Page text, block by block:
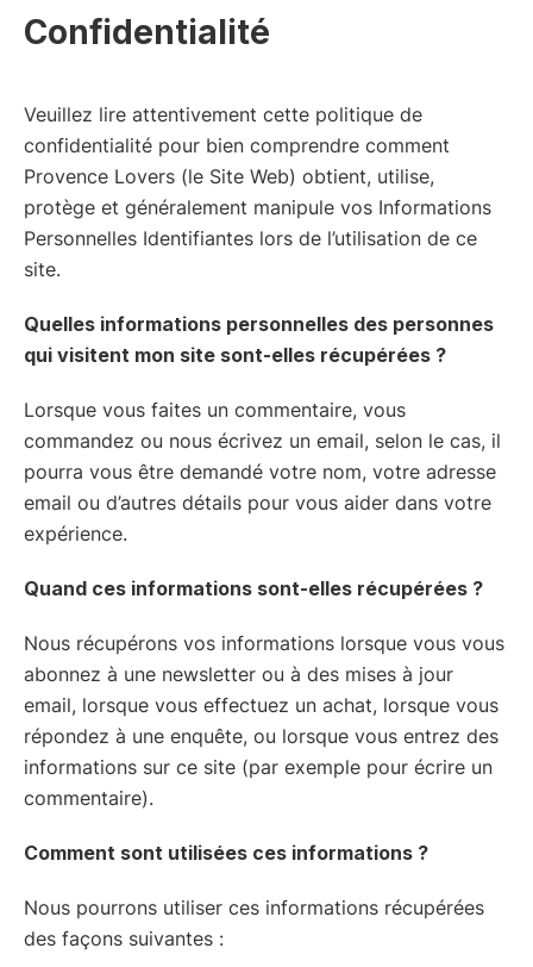
Confidentialité
Veuillez lire attentivement cette politique de
confidentialité pour bien comprendre comment
Provence Lovers (le Site Web) obtient, utilise,
protège et généralement manipule vos Informations
Personnelles Identifiantes lors de l’utilisation de ce
site.
Quelles informations personnelles des personnes
qui visitent mon site sont-elles récupérées ?
Lorsque vous faites un commentaire, vous
commandez ou nous écrivez un email, selon le cas, il
pourra vous être demandé votre nom, votre adresse
email ou d’autres détails pour vous aider dans votre
expérience.
Quand ces informations sont-elles récupérées ?
Nous récupérons vos informations lorsque vous vous
abonnez à une newsletter ou à des mises à jour
email, lorsque vous effectuez un achat, lorsque vous
répondez à une enquête, ou lorsque vous entrez des
informations sur ce site (par exemple pour écrire un
commentaire).
Comment sont utilisées ces informations ?
Nous pourrons utiliser ces informations récupérées
des façons suivantes :